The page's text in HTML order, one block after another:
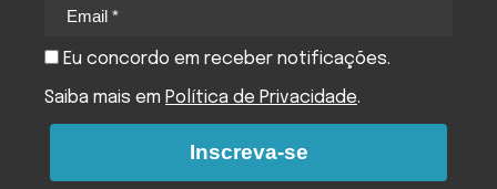
Eu concordo em receber notificações.
Saiba mais em Política de Privacidade.
Inscreva-se